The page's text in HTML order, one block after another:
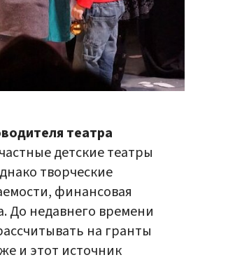
театра
детские театры
творческие
финансовая
До недавнего времени
на гранты
и этот источник